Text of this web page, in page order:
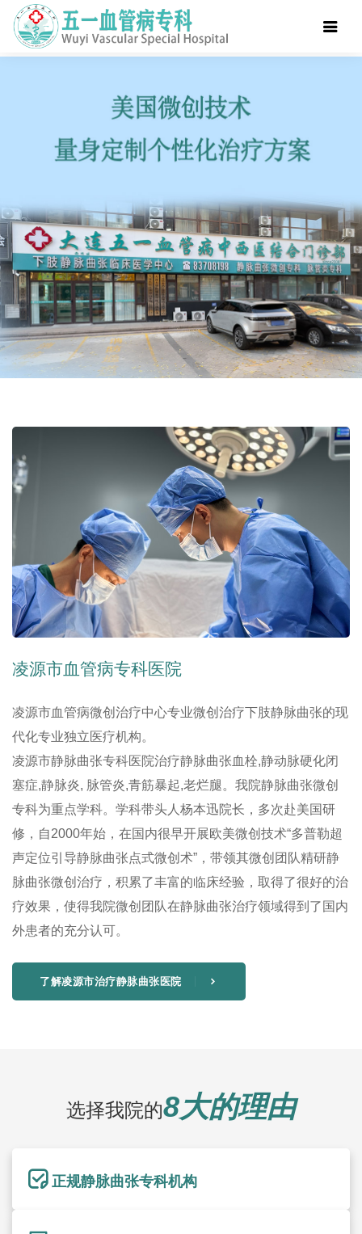
凌源市血管病专科医院
凌源市血管病微创治疗中心专业微创治疗下肢静脉曲张的现
代化专业独立医疗机构。
凌源市静脉曲张专科医院治疗静脉曲张血栓,静动脉硬化闭
塞症,静脉炎, 脉管炎,青筋暴起,老烂腿。我院静脉曲张微创
专科为重点学科。学科带头人杨本迅院长，多次赴美国研
修，自2000年始，在国内很早开展欧美微创技术“多普勒超
声定位引导静脉曲张点式微创术”，带领其微创团队精研静
脉曲张微创治疗，积累了丰富的临床经验，取得了很好的治
疗效果，使得我院微创团队在静脉曲张治疗领域得到了国内
外患者的充分认可。
了解凌源市治疗静脉曲张医院
选择我院的8大的理由
正规静脉曲张专科机构